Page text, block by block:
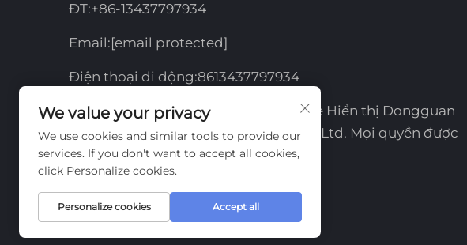
ĐT:+86-13437797934
Email:[email protected]
Điện thoại di động:8613437797934
Bản quyền © 2026 Công ty Công nghệ Hiển thị Dongguan
Team Source Display Technology Co., Ltd. Mọi quyền được
bảo lưu.
We value your privacy
We use cookies and similar tools to provide our
services. If you don't want to accept all cookies,
click Personalize cookies.
Personalize cookies Accept all